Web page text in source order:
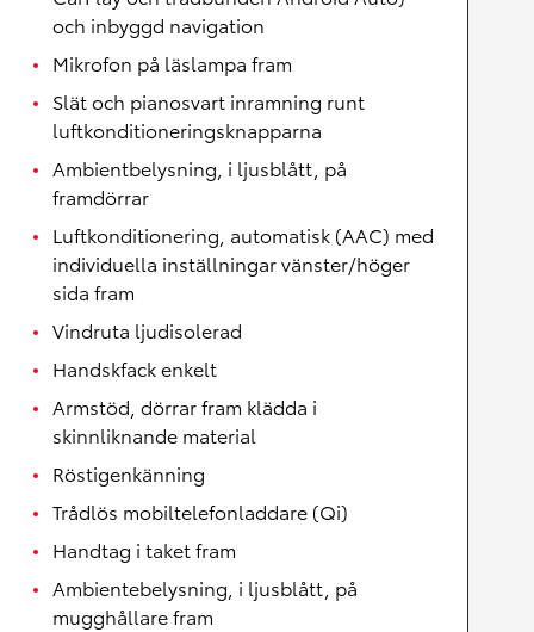
och inbyggd navigation
Mikrofon på läslampa fram
Slät och pianosvart inramning runt
luftkonditioneringsknapparna
Ambientbelysning, i ljusblått, på
framdörrar
Luftkonditionering, automatisk (AAC) med
individuella inställningar vänster/höger
sida fram
Vindruta ljudisolerad
Handskfack enkelt
Armstöd, dörrar fram klädda i
skinnliknande material
Röstigenkänning
Trådlös mobiltelefonladdare (Qi)
Handtag i taket fram
Ambientebelysning, i ljusblått, på
mugghållare fram